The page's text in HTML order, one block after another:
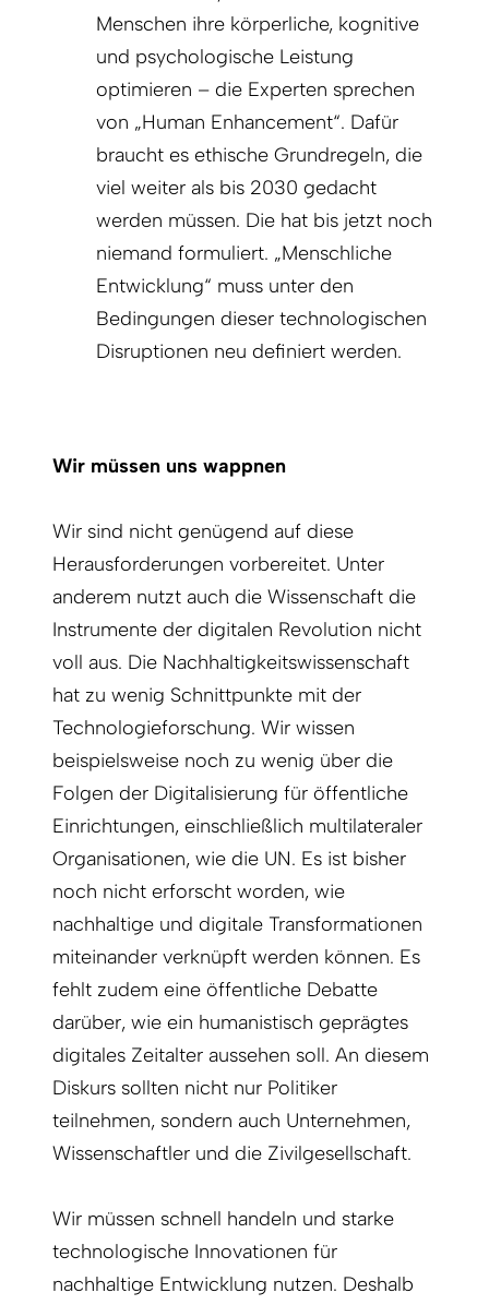
Menschen ihre körperliche, kognitive
und psychologische Leistung
optimieren – die Experten sprechen
von „Human Enhancement“. Dafür
braucht es ethische Grundregeln, die
viel weiter als bis 2030 gedacht
werden müssen. Die hat bis jetzt noch
niemand formuliert. „Menschliche
Entwicklung“ muss unter den
Bedingungen dieser technologischen
Disruptionen neu definiert werden.
Wir müssen uns wappnen
Wir sind nicht genügend auf diese
Herausforderungen vorbereitet. Unter
anderem nutzt auch die Wissenschaft die
Instrumente der digitalen Revolution nicht
voll aus. Die Nachhaltigkeitswissenschaft
hat zu wenig Schnittpunkte mit der
Technologieforschung. Wir wissen
beispielsweise noch zu wenig über die
Folgen der Digitalisierung für öffentliche
Einrichtungen, einschließlich multilateraler
Organisationen, wie die UN. Es ist bisher
noch nicht erforscht worden, wie
nachhaltige und digitale Transformationen
miteinander verknüpft werden können. Es
fehlt zudem eine öffentliche Debatte
darüber, wie ein humanistisch geprägtes
digitales Zeitalter aussehen soll. An diesem
Diskurs sollten nicht nur Politiker
teilnehmen, sondern auch Unternehmen,
Wissenschaftler und die Zivilgesellschaft.
Wir müssen schnell handeln und starke
technologische Innovationen für
nachhaltige Entwicklung nutzen. Deshalb